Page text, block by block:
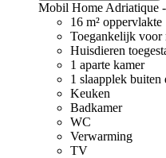
Mobil Home Adriatique
16 m² oppervlakte
Toegankelijk voor
Huisdieren
1 aparte kamer
1 slaapplek buiten
Keuken
Badkamer
WC
Verwarming
TV